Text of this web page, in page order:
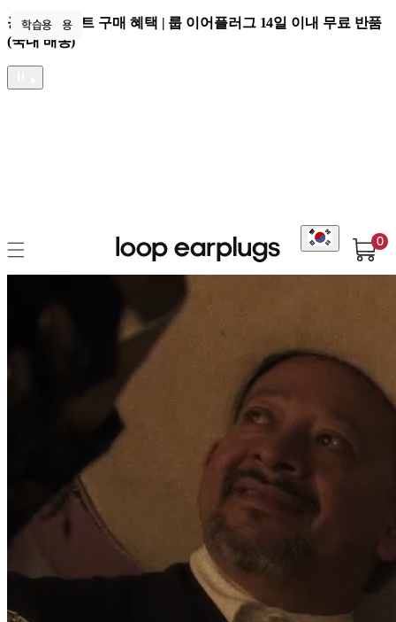
콘텐츠로 건너뛰기
채팅으로 건너뛰기
공식 웹사이트 구매 혜택 | 룹 이어플러그 14일 이내 무료 반품
(국내 배송)
Loop Korea 0
내
일상용
수면용
여행용
페스티벌용
육아용
학습용